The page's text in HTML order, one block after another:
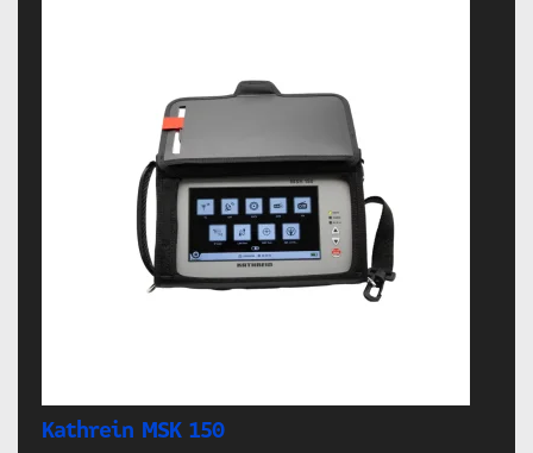
Kathrein MSK 150